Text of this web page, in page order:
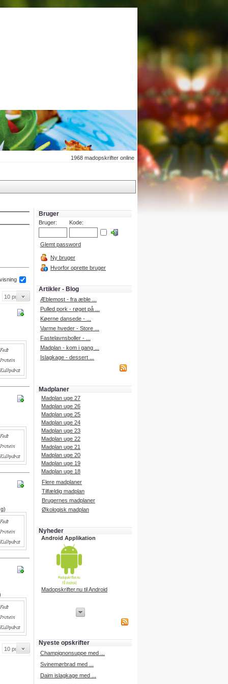
1968 madopskrifter online
Bruger
Bruger: Kode:
Glemt password
Ny bruger
Hvorfor oprette bruger
Artikler - Blog
Æblemost - fra æble ...
Pulled pork - røget på ...
Køerne dansede - ...
Varme hveder - Store ...
Fastelavnsboller - ...
Madplan - kom i gang ...
Islagkage - dessert ...
Madplaner
Madplan uge 27
Madplan uge 26
Madplan uge 25
Madplan uge 24
Madplan uge 23
Madplan uge 22
Madplan uge 21
Madplan uge 20
Madplan uge 19
Madplan uge 18
Flere madplaner
Tilfældig madplan
Brugernes madplaner
Økologisk madplan
Nyheder
Android Applikation
Madopskrifter.nu til Android
iPhone udvikling
Nyeste opskrifter
Champignonsuppe med ...
Svinemørbrad med ...
Daim islagkage med ...